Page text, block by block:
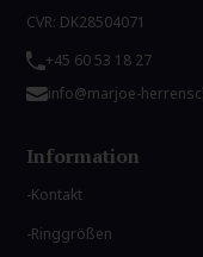
CVR: DK28504071
+45 60 53 18 27
info@marjoe-
Information
Kontakt
Ringgrößen